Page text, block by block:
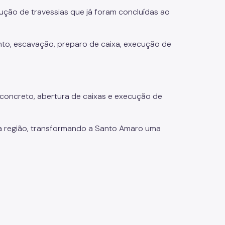
de travessias que já foram concluídas ao
escavação, preparo de caixa, execução de
abertura de caixas e execução de
transformando a Santo Amaro uma